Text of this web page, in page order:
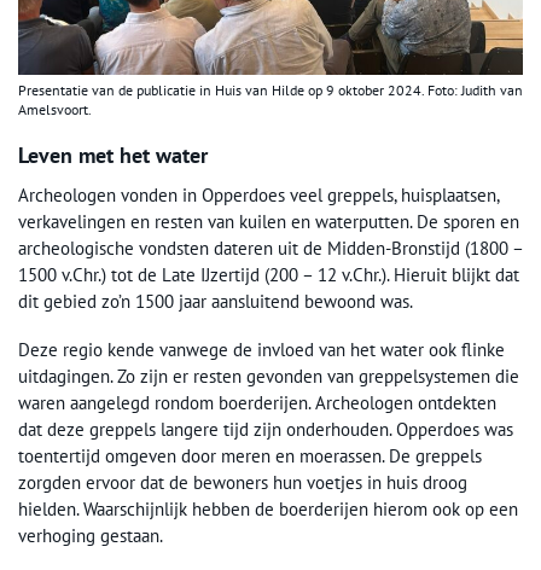
Presentatie van de publicatie in Huis van Hilde op 9 oktober 2024. Foto: Judith van
Amelsvoort.
Leven met het water
Archeologen vonden in Opperdoes veel greppels, huisplaatsen,
verkavelingen en resten van kuilen en waterputten. De sporen en
archeologische vondsten dateren uit de Midden-Bronstijd (1800 –
1500 v.Chr.) tot de Late IJzertijd (200 – 12 v.Chr.). Hieruit blijkt dat
dit gebied zo’n 1500 jaar aansluitend bewoond was.
Deze regio kende vanwege de invloed van het water ook flinke
uitdagingen. Zo zijn er resten gevonden van greppelsystemen die
waren aangelegd rondom boerderijen. Archeologen ontdekten
dat deze greppels langere tijd zijn onderhouden. Opperdoes was
toentertijd omgeven door meren en moerassen. De greppels
zorgden ervoor dat de bewoners hun voetjes in huis droog
hielden. Waarschijnlijk hebben de boerderijen hierom ook op een
verhoging gestaan.